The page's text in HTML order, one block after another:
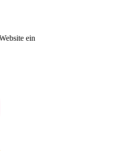
ein